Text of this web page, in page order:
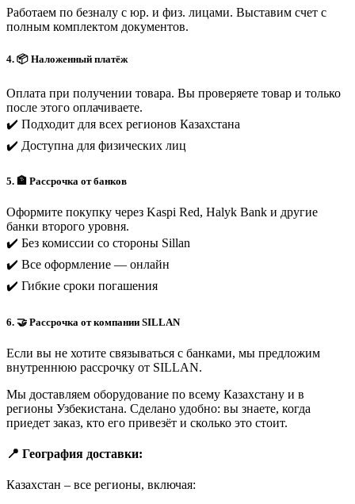
Работаем по безналу с юр. и физ. лицами. Выставим счет с
полным комплектом документов.
4. 📦 Наложенный платёж
Оплата при получении товара. Вы проверяете товар и только
после этого оплачиваете.
✔️ Подходит для всех регионов Казахстана
✔️ Доступна для физических лиц
5. 🏦 Рассрочка от банков
Оформите покупку через Kaspi Red, Halyk Bank и другие
банки второго уровня.
✔️ Без комиссии со стороны Sillan
✔️ Все оформление — онлайн
✔️ Гибкие сроки погашения
6. 🤝 Рассрочка от компании SILLAN
Если вы не хотите связываться с банками, мы предложим
внутреннюю рассрочку от SILLAN.
Мы доставляем оборудование по всему Казахстану и в
регионы Узбекистана. Сделано удобно: вы знаете, когда
приедет заказ, кто его привезёт и сколько это стоит.
📍 География доставки:
Казахстан – все регионы, включая: